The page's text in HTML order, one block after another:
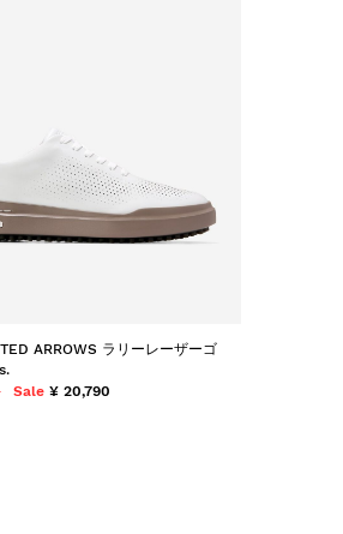
ARROWS ラリーレーザーゴ
Sale ¥ 20,790